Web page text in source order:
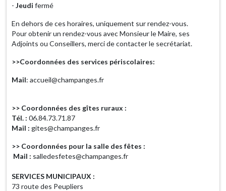
- Jeudi fermé
En dehors de ces horaires, uniquement sur rendez-vous.
Pour obtenir un rendez-vous avec Monsieur le Maire, ses
Adjoints ou Conseillers, merci de contacter le secrétariat.
>>Coordonnées des services périscolaires:
Mail: accueil@champanges.fr
>> Coordonnées des gîtes ruraux :
Tél. : 06.84.73.71.87
Mail : gites@champanges.fr
>> Coordonnées pour la salle des fêtes :
Mail : salledesfetes@champanges.fr
SERVICES MUNICIPAUX :
73 route des Peupliers